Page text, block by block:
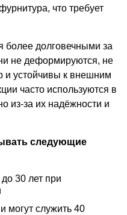
что требует
долговечными за
не деформируются, не
и устойчивы к внешним
часто используются в
из-за их надёжности и
следующие
30 лет при
могут служить 40